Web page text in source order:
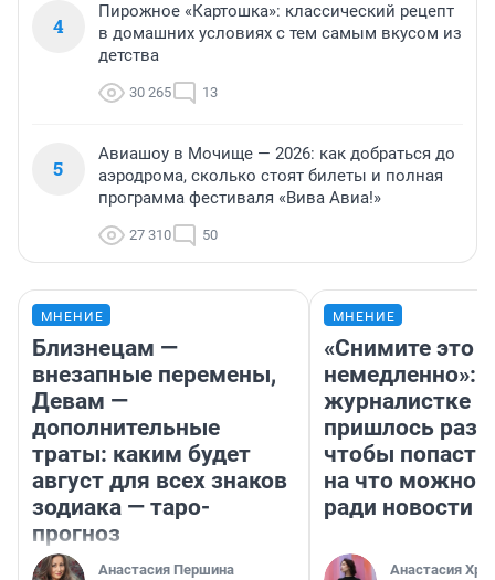
4
Пирожное «Картошка»: классический рецепт
в домашних условиях с тем самым вкусом из
детства
30 265 13
5
Авиашоу в Мочище — 2026: как добраться до
аэродрома, сколько стоят билеты и полная
программа фестиваля «Вива Авиа!»
27 310 50
МНЕНИЕ
Близнецам —
внезапные перемены,
Девам —
дополнительные
траты: каким будет
август для всех знаков
зодиака — таро-
прогноз
Анастасия Першина
МНЕНИЕ
«Снимите это
немедленно»:
журналистке
пришлось
чтобы попасть
на что можно
ради новости
Анастасия